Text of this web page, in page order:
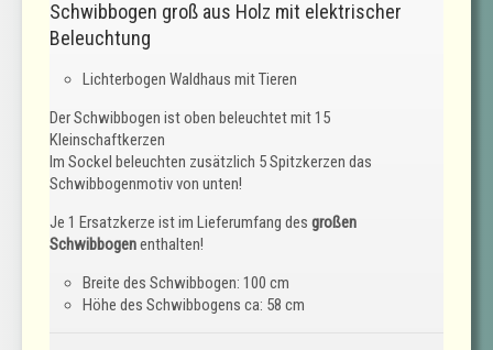
Schwibbogen groß aus Holz mit elektrischer
Beleuchtung
Lichterbogen Waldhaus mit Tieren
Der Schwibbogen ist oben beleuchtet mit 15
Kleinschaftkerzen
Im Sockel beleuchten zusätzlich 5 Spitzkerzen das
Schwibbogenmotiv von unten!
Je 1 Ersatzkerze ist im Lieferumfang des großen
Schwibbogenenthalten!
Breite des Schwibbogen: 100 cm
Höhe des Schwibbogens ca: 58 cm